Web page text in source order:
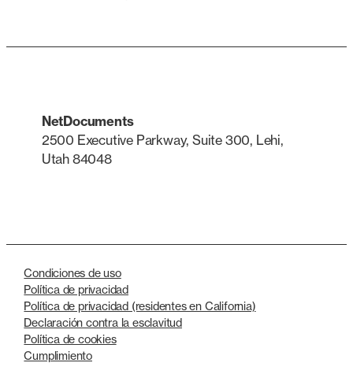
NetDocuments
2500 Executive Parkway, Suite 300, Lehi,
Utah 84048
Condiciones de uso
Política de privacidad
Política de privacidad (residentes en California)
Declaración contra la esclavitud
Política de cookies
Cumplimiento